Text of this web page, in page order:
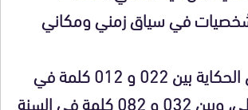
في سياق زمني ومكاني
تراوح طول الحكاية بين 022 و 012 كلمة في
السنة الأولى، وبين 032 و 082 كلمة في السنة